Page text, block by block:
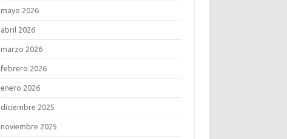
mayo 2026
abril 2026
marzo 2026
febrero 2026
enero 2026
diciembre 2025
noviembre 2025